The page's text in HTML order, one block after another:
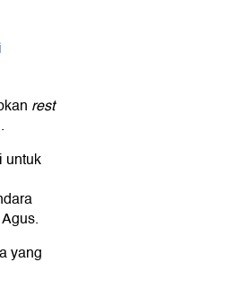
rest
untuk
yang